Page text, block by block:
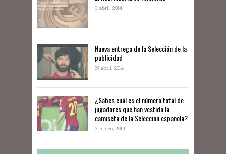
3 abril, 2014
Nueva entrega de la Selección de la
publicidad
29 abril, 2014
¿Sabes cuál es el número total de
jugadores que han vestido la
camiseta de la Selección española?
3 marzo, 2014